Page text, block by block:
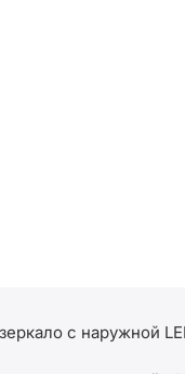
с наружной